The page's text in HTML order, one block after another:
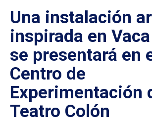
Una instalación
inspirada en
se presentará en
Centro de
Experimentación
Teatro Colón